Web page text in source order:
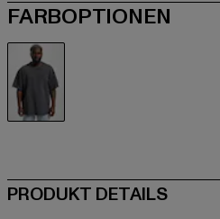
FARBOPTIONEN
PRODUKT DETAILS